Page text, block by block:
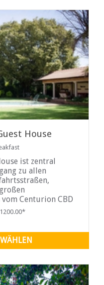
House
ist zentral
zu allen
Centurion CBD
bieten